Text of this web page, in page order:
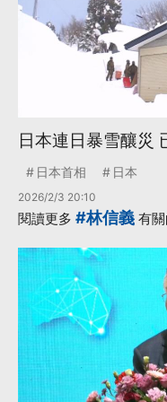
日本連日暴雪釀災
日本首相 日本
2026/2/3 20:10
閱讀更多 #林信義 有